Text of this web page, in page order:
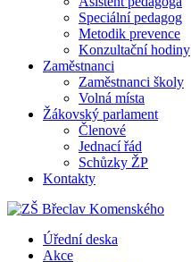
Speciální pedagog
Metodik prevence
Konzultační hodiny
Zaměstnanci
Zaměstnanci školy
Volná místa
Žákovský parlament
Členové
Jednací řád
Schůzky ŽP
Kontakty
Úřední deska
Akce